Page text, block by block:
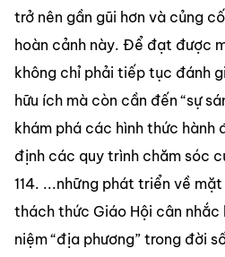
trở nên gần gũi hơn và củng
hoàn cảnh này. Để đạt được
không chỉ phải tiếp tục đánh
hữu ích mà còn cần đến “sự
khám phá các hình thức hành
định các quy trình chăm sóc
114. ...những phát triển về
thách thức Giáo Hội cân nhắc
niệm “địa phương” trong đời